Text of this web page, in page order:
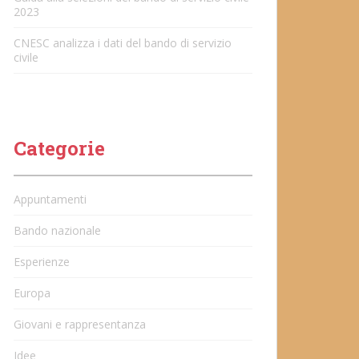
2023
CNESC analizza i dati del bando di servizio
civile
Categorie
Appuntamenti
Bando nazionale
Esperienze
Europa
Giovani e rappresentanza
Idee